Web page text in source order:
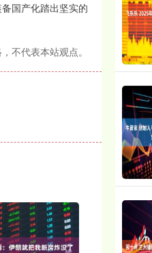
国产化踏出坚实的
不代表本站观点。